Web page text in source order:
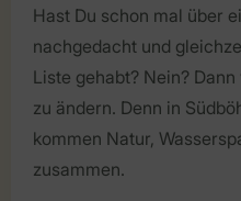
Hast Du schon mal über
nachgedacht und
Liste gehabt? Nein?
zu ändern. Denn in
kommen Natur,
zusammen.